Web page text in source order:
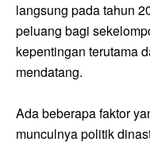
langsung pada tahun
peluang bagi
kepentingan terutama
mendatang.
Ada beberapa faktor
munculnya politik